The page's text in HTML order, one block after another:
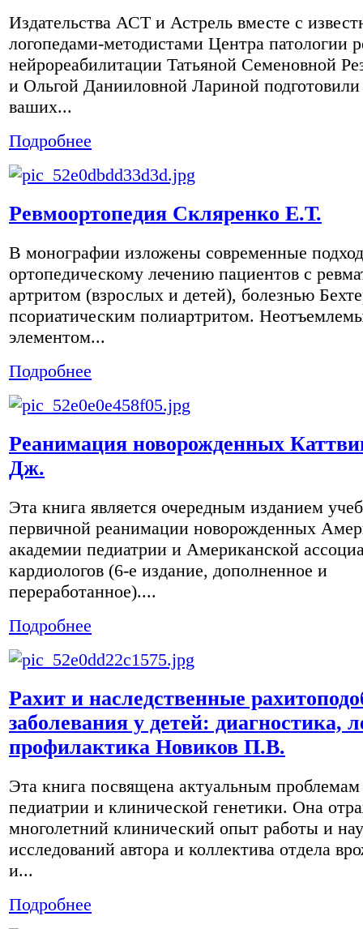
Издательства АСТ и Астрель вместе с
логопедами-методистами Центра патологии
нейрореабилитации Татьяной Семеновной
и Ольгой Данииловной Лариной подготовили
ваших...
Подробнее
Ревмоортопедия Скляренко Е.Т.
В монографии изложены современные
ортопедическому лечению пациентов с
артритом (взрослых и детей), болезнью
псориатическим полиартритом.
элементом...
Подробнее
Реанимация новорожденных
Дж.
Эта книга является очередным изданием
первичной реанимации новорожденных
академии педиатрии и Американской
кардиологов (6-е издание, дополненное и
переработанное)....
Подробнее
Рахит и наследственные
заболевания у детей: диагностика,
профилактика Новиков П.В.
Эта книга посвящена актуальным проблемам
педиатрии и клинической генетики. Она
многолетний клинический опыт работы и
исследований автора и коллектива отдела
и...
Подробнее